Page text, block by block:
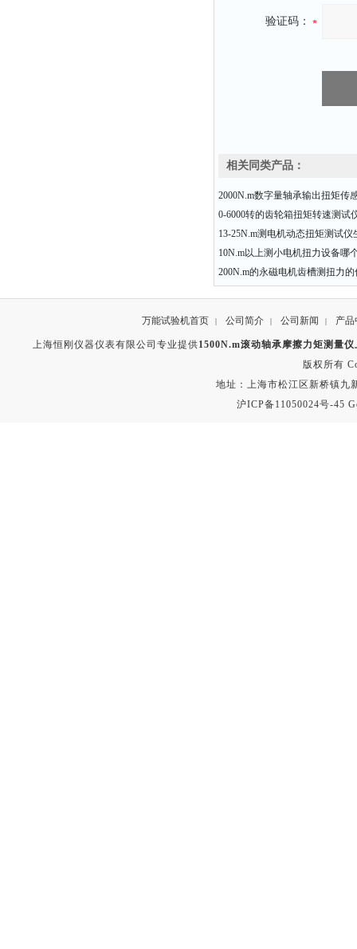
验证码：
相关同类产品：
2000N.m数字量轴承输出扭矩传
0-6000转的齿轮箱扭矩转速测试
13-25N.m测电机动态扭矩测试仪
10N.m以上测小电机扭力设备哪
200N.m的永磁电机齿槽测扭力
万能试验机首页 | 公司简介 | 公司新闻 | 产品
上海恒刚仪器仪表有限公司专业提供1500N.m滚动轴承摩擦力矩测量
版权所有
地址：上海市松江区新桥镇九
沪ICP备11050024号-45